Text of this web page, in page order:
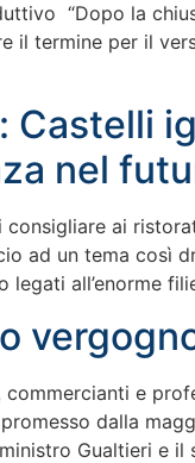
“Dopo la
il termine per il
Castelli
nel
ai
ad un tema così
all’enorme
e
dalla
Gualtieri e